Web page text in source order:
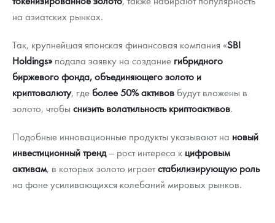
на азиатских рынках.
Так, крупнейшая японская финансовая компания «SBI
Holdings»подала заявку на создание гибридного
биржевого фонда, объединяющего золото и
криптовалюту, где более 50% активов будут вложены в
золото, чтобы снизить волатильность криптоактивов.
Подобные инновационные продукты указывают на новый
инвестиционный тренд— рост интереса к цифровым
активам, в которых золото играетстабилизирующую роль
на фоне усиливающихся колебаний мировых рынков.